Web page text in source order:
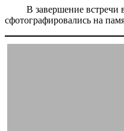
В завершение встречи
сфотографировались на